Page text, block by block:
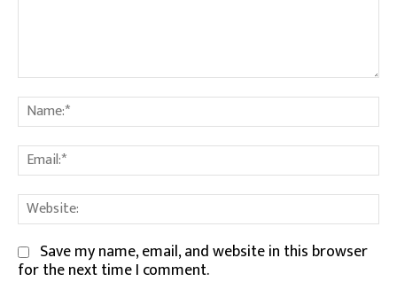
Comment:
Save my name, email, and website in this browser
for the next time I comment.